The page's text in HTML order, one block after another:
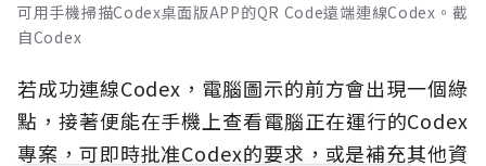
可用手機掃描Codex桌面版APP的QR Code遠端連線Codex。截
自Codex
若成功連線Codex，電腦圖示的前方會出現一個綠
點，接著便能在手機上查看電腦正在運行的Codex
專案，可即時批准Codex的要求，或是補充其他資